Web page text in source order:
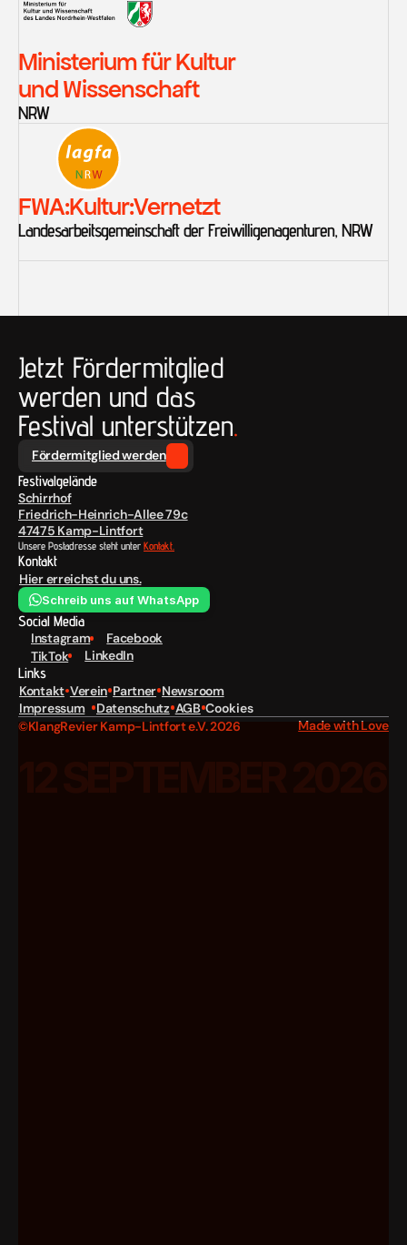
Ministerium für Kultur
und Wissenschaft
NRW
FWA:Kultur:Vernetzt
Landesarbeitsgemeinschaft der Freiwilligenagenturen, NRW
Jetzt Fördermitglied
werden und das
Festival unterstützen.
Fördermitglied werden
Festivalgelände
Schirrhof
Friedrich-Heinrich-Allee 79c
47475 Kamp-Lintfort
Unsere Postadresse steht unter Kontakt.
Kontakt
Hier erreichst du uns.
Schreib uns auf WhatsApp
Social Media
Instagram
Facebook
TikTok
LinkedIn
Links
Kontakt Verein Partner Newsroom
Impressum
Datenschutz AGB Cookies
©KlangRevier Kamp-Lintfort e.V. 2026
Made with Love